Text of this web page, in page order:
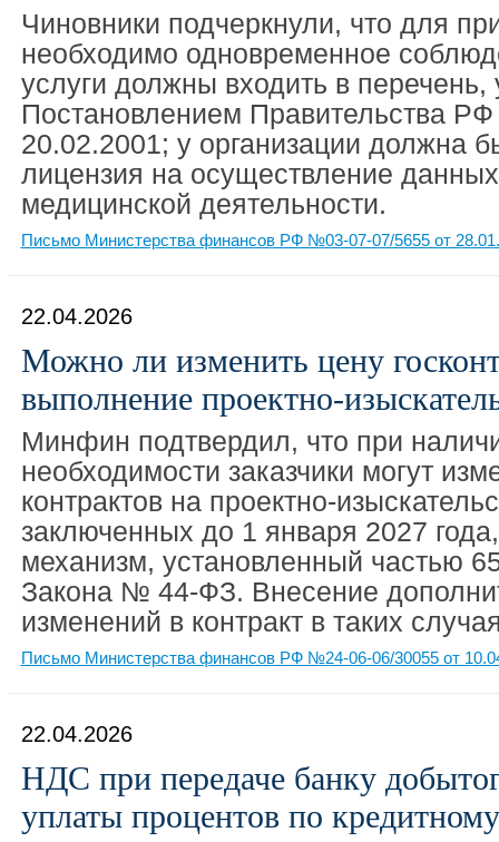
Чиновники подчеркнули, что для
необходимо одновременное
услуги должны входить в
Постановлением Правительства
20.02.2001; у организации должна
лицензия на осуществление
медицинской деятельности.
Письмо Министерства финансов РФ №03-07-07/5655 от
22.04.2026
Можно ли изменить цену
выполнение проектно-
Минфин подтвердил, что при
необходимости заказчики могут
контрактов на проектно-
заключенных до 1 января 2027
механизм, установленный частью
Закона № 44-ФЗ. Внесение
изменений в контракт в таких
Письмо Министерства финансов РФ №24-06-06/30055 от
22.04.2026
НДС при передаче банку
уплаты процентов по